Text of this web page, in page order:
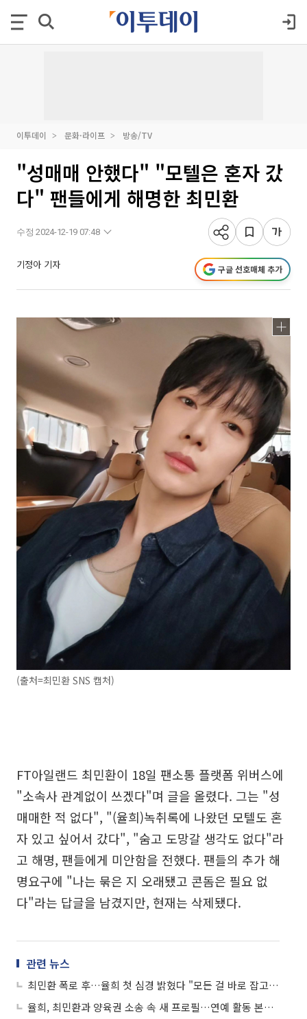
이투데이 문화·라이프 방송/TV
"성매매 안했다" "모텔은 혼자 갔
다" 팬들에게 해명한 최민환
수정 2024-12-19 07:48
기정아 기자 구글 선호매체 추가
(출처=최민환 SNS 캡처)
FT아일랜드 최민환이 18일 팬소통 플랫폼 위버스에
"소속사 관계없이 쓰겠다"며 글을 올렸다. 그는 "성
매매한 적 없다", "(율희)녹취록에 나왔던 모텔도 혼
자 있고 싶어서 갔다", "숨고 도망갈 생각도 없다"라
고 해명, 팬들에게 미안함을 전했다. 팬들의 추가 해
명요구에 "나는 묶은 지 오래됐고 콘돔은 필요 없
다"라는 답글을 남겼지만, 현재는 삭제됐다.
관련 뉴스
최민환 폭로 후…율희 첫 심경 밝혔다 "모든 걸 바로 잡고자 한 일"
율희, 최민환과 양육권 소송 속 새 프로필…연예 활동 본격 시작하나